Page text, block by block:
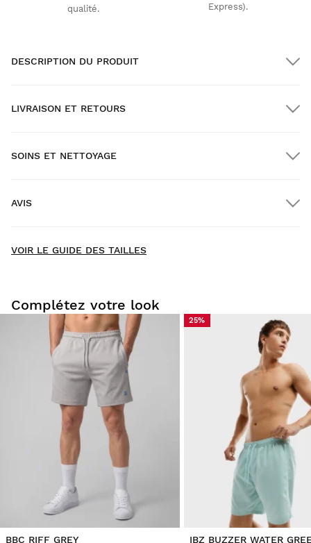
qualité.
Express).
DESCRIPTION DU PRODUIT
LIVRAISON ET RETOURS
Essayez nos produits dans le confort de votre chez-vous.
Vous avez 30 jours à partir de la date de livraison pour
envoyer un retour.
Vous pouvez facilement retourner un produit de votre
commande depuis votre compte utilisateur.
Remboursement à votre moyen de
À partir de $9.95
SOINS ET NETTOYAGE
AVIS
VOIR LE GUIDE DES TAILLES
Complétez votre look
BBC RIFF GREY
25%
IBZ BUZZER WATER